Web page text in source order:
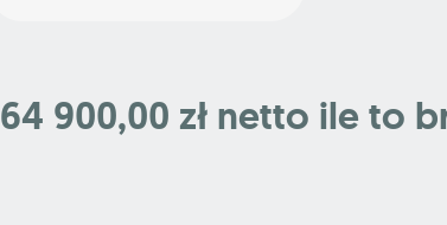
64 900,00 zł netto ile to